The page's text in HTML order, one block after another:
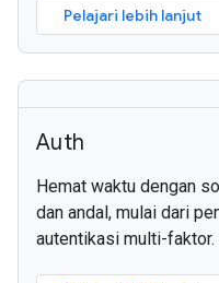
Pelajari lebih lanjut
Auth
Hemat waktu dengan
dan andal, mulai dari
autentikasi multi-faktor.